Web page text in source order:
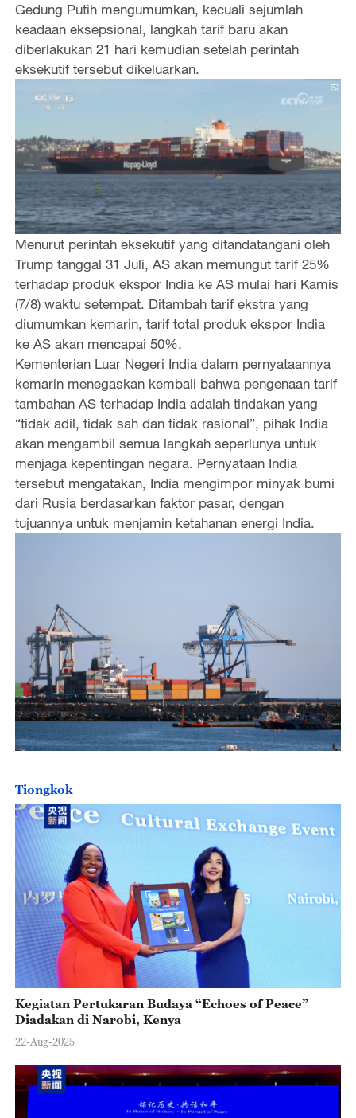
Gedung Putih mengumumkan, kecuali sejumlah
keadaan eksepsional, langkah tarif baru akan
diberlakukan 21 hari kemudian setelah perintah
eksekutif tersebut dikeluarkan.
Menurut perintah eksekutif yang ditandatangani oleh
Trump tanggal 31 Juli, AS akan memungut tarif 25%
terhadap produk ekspor India ke AS mulai hari Kamis
(7/8) waktu setempat. Ditambah tarif ekstra yang
diumumkan kemarin, tarif total produk ekspor India
ke AS akan mencapai 50%.
Kementerian Luar Negeri India dalam pernyataannya
kemarin menegaskan kembali bahwa pengenaan tarif
tambahan AS terhadap India adalah tindakan yang
“tidak adil, tidak sah dan tidak rasional”, pihak India
akan mengambil semua langkah seperlunya untuk
menjaga kepentingan negara. Pernyataan India
tersebut mengatakan, India mengimpor minyak bumi
dari Rusia berdasarkan faktor pasar, dengan
tujuannya untuk menjamin ketahanan energi India.
Tiongkok
Kegiatan Pertukaran Budaya “Echoes of Peace”
Diadakan di Narobi, Kenya
22-Aug-2025